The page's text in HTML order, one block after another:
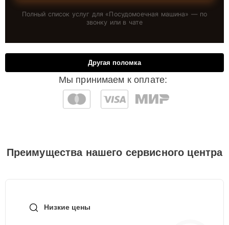
Полный список услуг для «Посудомоечная машина» — по
звонку или в чате
Мы принимаем к оплате:
Другая поломка
Преимущества нашего сервисного центра
Низкие цены